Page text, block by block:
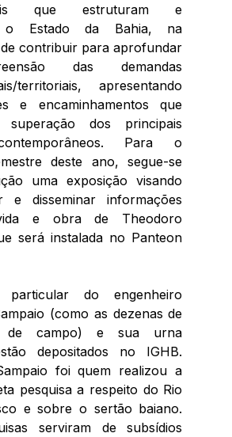
que estruturam e
o Estado da Bahia, na
contribuir para aprofundar
das demandas
territoriais, apresentando
e encaminhamentos que
dos principais
Para o
deste ano, segue-se
uma exposição visando
e disseminar informações
e obra de Theodoro
será instalada no Panteon
do engenheiro
(como as dezenas de
de campo) e sua urna
depositados no IGHB.
foi quem realizou a
pesquisa a respeito do Rio
e sobre o sertão baiano.
serviram de subsídios